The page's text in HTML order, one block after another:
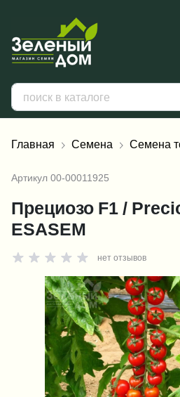
Главная Семена Семена
Артикул 00-00011925
Прециозо F1 /
ESASEM
нет отзывов